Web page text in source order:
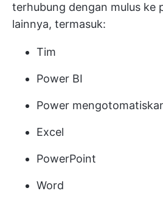
terhubung dengan mulus ke
lainnya, termasuk:
Tim
Power BI
Power
Excel
PowerPoint
Word